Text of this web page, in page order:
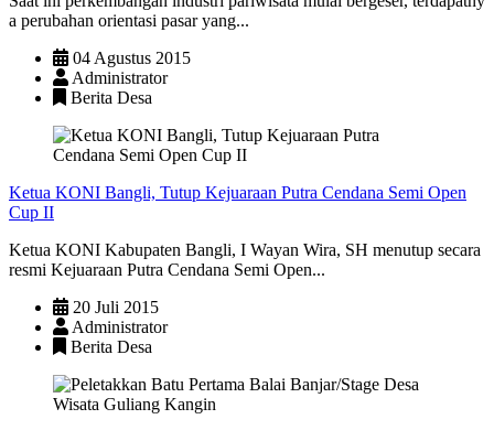
a perubahan orientasi pasar yang...
04 Agustus 2015
Administrator
Berita Desa
Ketua KONI Bangli, Tutup Kejuaraan Putra Cendana Semi Open
Cup II
Ketua KONI Kabupaten Bangli, I Wayan Wira, SH menutup secara
resmi Kejuaraan Putra Cendana Semi Open...
20 Juli 2015
Administrator
Berita Desa